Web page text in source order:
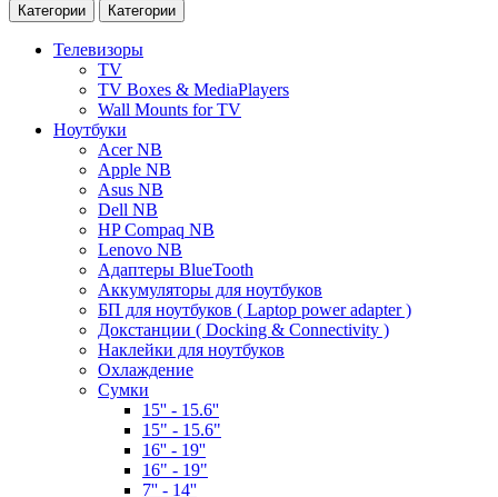
Категории Категории
Телевизоры
TV
TV Boxes & MediaPlayers
Wall Mounts for TV
Ноутбуки
Acer NB
Apple NB
Asus NB
Dell NB
HP Compaq NB
Lenovo NB
Адаптеры BlueTooth
Аккумуляторы для ноутбуков
БП для ноутбуков ( Laptop power adapter )
Докстанции ( Docking & Connectivity )
Наклейки для ноутбуков
Охлаждение
Сумки
15'' - 15.6''
15" - 15.6"
16'' - 19''
16" - 19"
7'' - 14''